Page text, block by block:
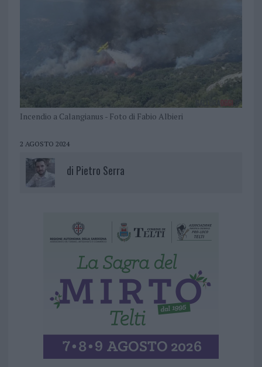
Incendio a Calangianus - Foto di Fabio Albieri
2 AGOSTO 2024
di Pietro Serra